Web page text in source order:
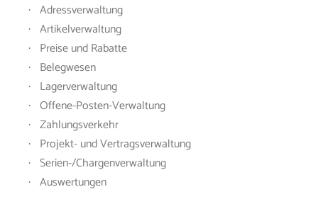
· Adressverwaltung
· Artikelverwaltung
· Preise und Rabatte
· Belegwesen
· Lagerverwaltung
· Offene-Posten-Verwaltung
· Zahlungsverkehr
· Projekt- und Vertragsverwaltung
· Serien-/Chargenverwaltung
· Auswertungen